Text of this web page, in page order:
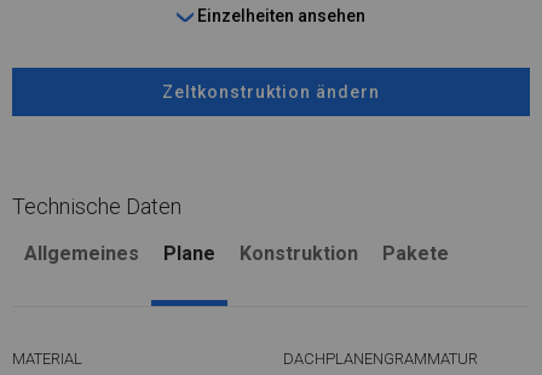
Einzelheiten ansehen
Zeltkonstruktion ändern
Technische Daten
Allgemeines Plane Konstruktion Pakete
MATERIAL DACHPLANENGRAMMATUR